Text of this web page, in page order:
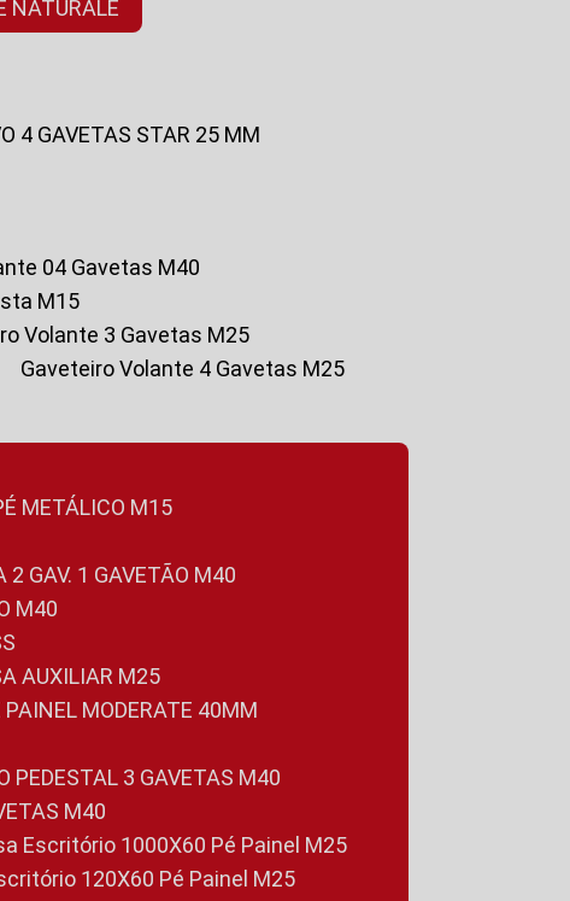
NATURALE
4 GAVETAS STAR 25 MM
04 Gavetas M40
M15
Volante 3 Gavetas M25
Gaveteiro Volante 4 Gavetas M25
METÁLICO M15
2 GAV. 1 GAVETÃO M40
M40
AUXILIAR M25
PAINEL MODERATE 40MM
PEDESTAL 3 GAVETAS M40
M40
Escritório 1000X60 Pé Painel M25
120X60 Pé Painel M25